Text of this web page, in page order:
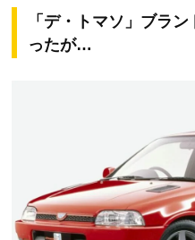
「デ・トマソ」ブラ
ったが…